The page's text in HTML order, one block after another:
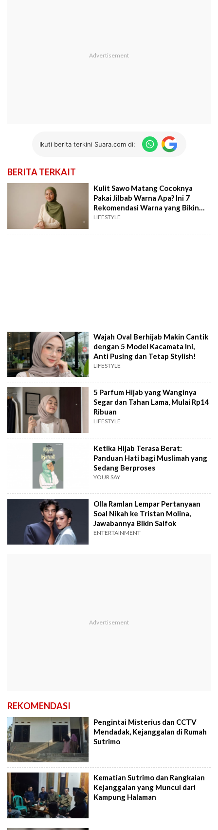
Ikuti berita terkini Suara.com di:
BERITA TERKAIT
Kulit Sawo Matang Cocoknya
Pakai Jilbab Warna Apa? Ini 7
Rekomendasi Warna yang Bikin
Cerah
LIFESTYLE
Wajah Oval Berhijab Makin Cantik
dengan 5 Model Kacamata Ini,
Anti Pusing dan Tetap Stylish!
LIFESTYLE
5 Parfum Hijab yang Wanginya
Segar dan Tahan Lama, Mulai Rp14
Ribuan
LIFESTYLE
Ketika Hijab Terasa Berat:
Panduan Hati bagi Muslimah yang
Sedang Berproses
YOUR SAY
Olla Ramlan Lempar Pertanyaan
Soal Nikah ke Tristan Molina,
Jawabannya Bikin Salfok
ENTERTAINMENT
REKOMENDASI
Pengintai Misterius dan CCTV
Mendadak, Kejanggalan di Rumah
Sutrimo
Kematian Sutrimo dan Rangkaian
Kejanggalan yang Muncul dari
Kampung Halaman